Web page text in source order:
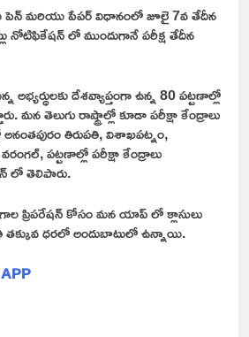
పెన్ మరియు పేపర్ విధానంలో జూలై 7వ తేదీన
నోటిఫికేషన్ లో ముందుగానే పరీక్ష తేదీన
అభ్యర్థులకు దేశవ్యాప్తంగా ఉన్న 80 పట్టణాల్లో
మన తెలుగు రాష్ట్రాల్లో కూడా పరీక్షా కేంద్రాలు
తిరుపతి, విశాఖపట్నం,
పట్టణాల్లో పరీక్షా కేంద్రాలు
లో తెలిపారు.
ప్రిపరేషన్ కోసం మన యాప్ లో క్లాసులు
తక్కువ ధరలో అందుబాటులో ఉన్నాయి.